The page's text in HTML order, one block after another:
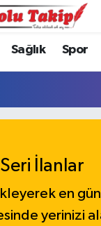
Sağlık Spor
Seri İlanlar
ekleyerek en
yerinizi